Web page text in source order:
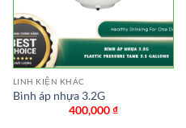
LINH KIỆN KHÁC
Bình áp nhựa 3.2G
400,000₫